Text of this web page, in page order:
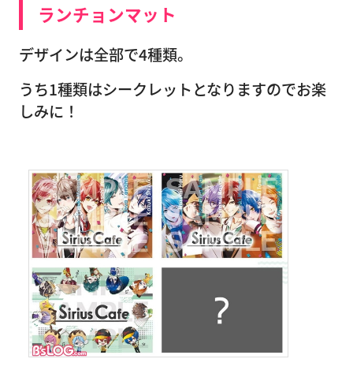
ランチョンマット
デザインは全部で4種類。
うち1種類はシークレットとなりますのでお楽
しみに！